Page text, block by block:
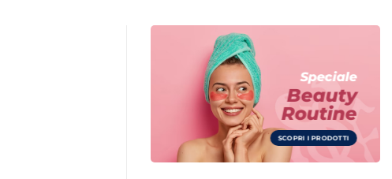
Speciale
Beauty
Routine
SCOPRI I PRODOTTI